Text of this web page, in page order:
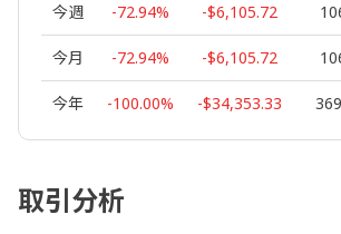
今週 -72.94% -$6,105.72
今月 -72.94% -$6,105.72
今年 -100.00% -$34,353.33
取引分析